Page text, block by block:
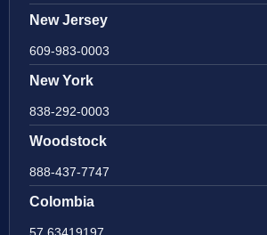
New Jersey
609-983-0003
New York
838-292-0003
Woodstock
888-437-7747
Colombia
57 63419197